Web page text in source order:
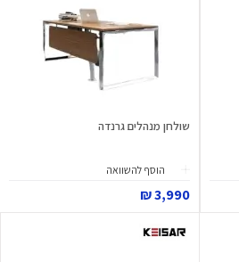
שולחן מנהלים גרנדה
הוסף להשוואה
3,990 ₪